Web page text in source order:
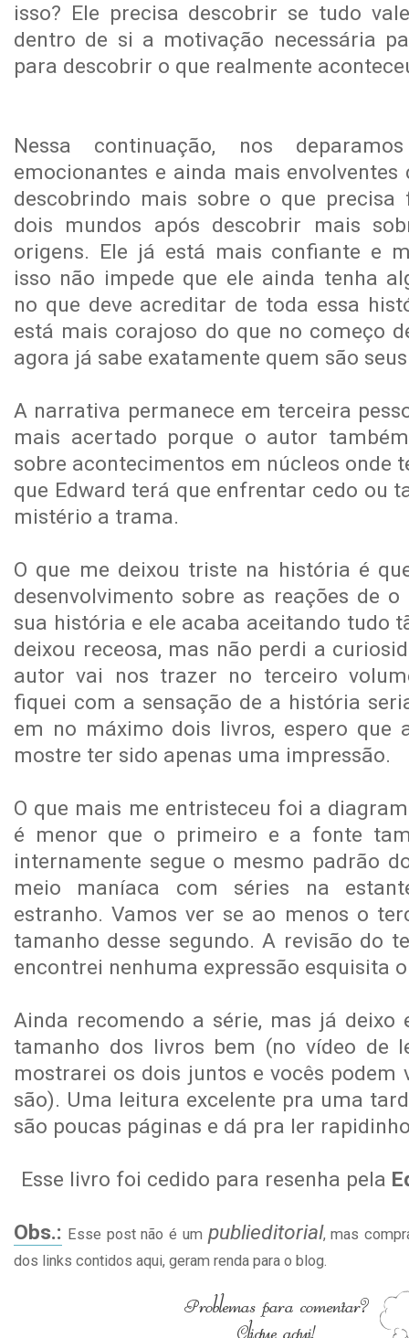
isso? Ele precisa descobrir se tudo
dentro de si a motivação necessária
para descobrir o que realmente
Nessa continuação, nos
emocionantes e ainda mais
descobrindo mais sobre o que
dois mundos após descobrir mais
origens. Ele já está mais confiante e
isso não impede que ele ainda tenha
no que deve acreditar de toda essa
está mais corajoso do que no começo
agora já sabe exatamente quem são
A narrativa permanece em terceira
mais acertado porque o autor
sobre acontecimentos em núcleos onde
que Edward terá que enfrentar cedo ou
mistério a trama.
O que me deixou triste na história é
desenvolvimento sobre as reações de
sua história e ele acaba aceitando tudo
deixou receosa, mas não perdi a
autor vai nos trazer no terceiro
fiquei com a sensação de a história
em no máximo dois livros, espero que
mostre ter sido apenas uma impressão.
O que mais me entristeceu foi a
é menor que o primeiro e a fonte
internamente segue o mesmo padrão
meio maníaca com séries na
estranho. Vamos ver se ao menos o
tamanho desse segundo. A revisão do
encontrei nenhuma expressão esquisita
Ainda recomendo a série, mas já deixo
tamanho dos livros bem (no vídeo de
mostrarei os dois juntos e vocês podem
são). Uma leitura excelente pra uma
são poucas páginas e dá pra ler
Esse livro foi cedido para resenha pela
Obs.: Esse post não é um publieditorial, mas
dos links contidos aqui, geram renda para o blog.